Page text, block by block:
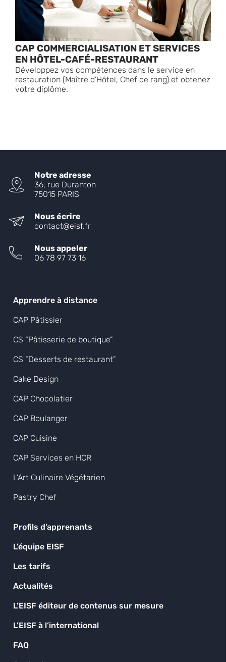
CAP COMMERCIALISATION ET SERVICES
EN HÔTEL-CAFÉ-RESTAURANT
Développez vos compétences dans le service en
restauration (Maître d’Hôtel, Chef de rang) et obtenez
votre diplôme.
Notre adresse
36, rue Duranton
75015 PARIS
Nous écrire
contact@eisf.fr
Nous appeler
06 78 97 73 16
Apprendre à distance
CAP Pâtissier
CS “Pâtisserie de boutique”
CS “Desserts de restaurant”
Cake Design
CAP Chocolatier
CAP Boulanger
CAP Cuisine
CAP Services en HCR
L’Art Culinaire Végétarien
Pastry Chef
Profils d’apprenants
L’équipe EISF
Les tarifs
Actualités
L’EISF éditeur de contenus sur mesure
L’EISF à l’international
FAQ